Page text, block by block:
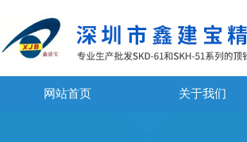
网站首页 关于我们